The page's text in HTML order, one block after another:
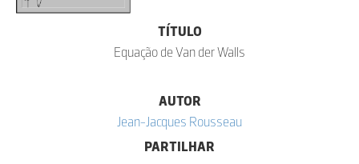
TÍTULO
Equação de Van der Walls
AUTOR
Jean-Jacques Rousseau
PARTILHAR